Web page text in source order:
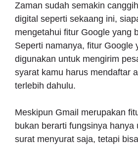
Zaman sudah semakin
digital seperti sekaang ini,
mengetahui fitur Google yang
Seperti namanya, fitur Google
digunakan untuk mengirim
syarat kamu harus mendaftar
terlebih dahulu.
Meskipun Gmail merupakan
bukan berarti fungsinya hanya
surat menyurat saja, tetapi